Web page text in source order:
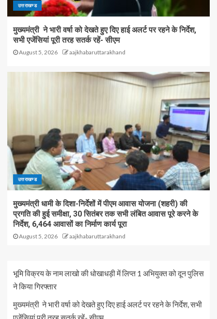
उत्तराखण्ड
मुख्यमंत्री ने भारी वर्षा को देखते हुए दिए हाई अलर्ट पर रहने के निर्देश,
सभी एजेंसियां पूरी तरह सतर्क रहें- सीएम
August 5, 2026 aajkhabaruttarakhand
उत्तराखण्ड
मुख्यमंत्री धामी के दिशा-निर्देशों में पीएम आवास योजना (शहरी) की
प्रगति की हुई समीक्षा, 30 सितंबर तक सभी लंबित आवास पूरे करने के
निर्देश, 6,464 आवासों का निर्माण कार्य पूरा
August 5, 2026 aajkhabaruttarakhand
भूमि विक्रय के नाम लाखो की धोखाधड़ी में लिप्त 1 अभियुक्त को दून पुलिस
ने किया गिरफ्तार
मुख्यमंत्री ने भारी वर्षा को देखते हुए दिए हाई अलर्ट पर रहने के निर्देश, सभी